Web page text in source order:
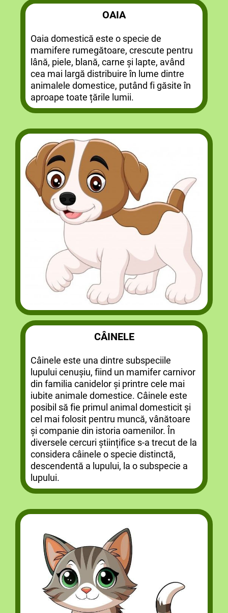
OAIA
Oaia domestică este o specie de
mamifere rumegătoare, crescute pentru
lână, piele, blană, carne și lapte, având
cea mai largă distribuire în lume dintre
animalele domestice, putând fi găsite în
aproape toate țările lumii.
CÂINELE
Câinele este una dintre subspeciile
lupului cenușiu, fiind un mamifer carnivor
din familia canidelor și printre cele mai
iubite animale domestice. Câinele este
posibil să fie primul animal domesticit și
cel mai folosit pentru muncă, vânătoare
și companie din istoria oamenilor. În
diversele cercuri științifice s-a trecut de la
considera câinele o specie distinctă,
descendentă a lupului, la o subspecie a
lupului.